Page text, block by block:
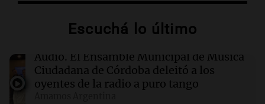
Clima
sábado 8 de agosto
00:00 Clima
Escuchá lo último
Audio. El Ensamble Municipal de Música
Ciudadana de Córdoba deleitó a los
oyentes de la radio a puro tango